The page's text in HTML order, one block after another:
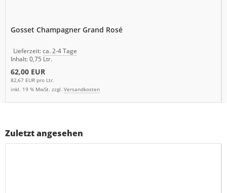
Gosset Champagner Grand Rosé
Lieferzeit:ca. 2-4 Tage
Inhalt: 0,75 Ltr.
62,00 EUR
82,67 EUR pro Ltr.
inkl. 19 % MwSt. zzgl. Versandkosten
Zuletzt angesehen